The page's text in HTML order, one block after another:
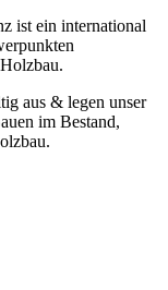
ist ein international
aus & legen unser
im Bestand,